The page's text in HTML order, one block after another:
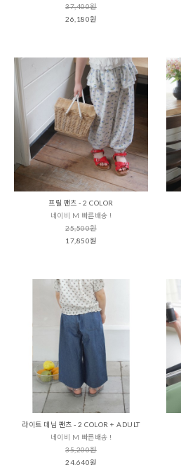
37,400원
26,180원
프릴 팬츠 - 2 COLOR
네이비 M 빠른배송 !
25,500원
17,850원
라이트 데님 팬츠 - 2 COLOR + ADULT
네이비 M 빠른배송 !
35,200원
24,640원